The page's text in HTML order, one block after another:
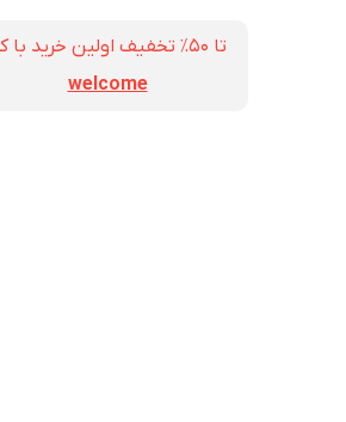
تا ۵۰٪ تخفیف اولین خرید با کد
welcome